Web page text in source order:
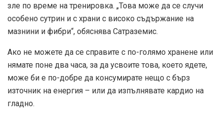
зле по време на тренировка. „Това може да се случи
особено сутрин и с храни с високо съдържание на
мазнини и фибри“, обяснява Сатраземис.
Ако не можете да се справите с по-голямо хранене или
нямате поне два часа, за да усвоите това, което ядете,
може би е по-добре да консумирате нещо с бърз
източник на енергия – или да изпълнявате кардио на
гладно.